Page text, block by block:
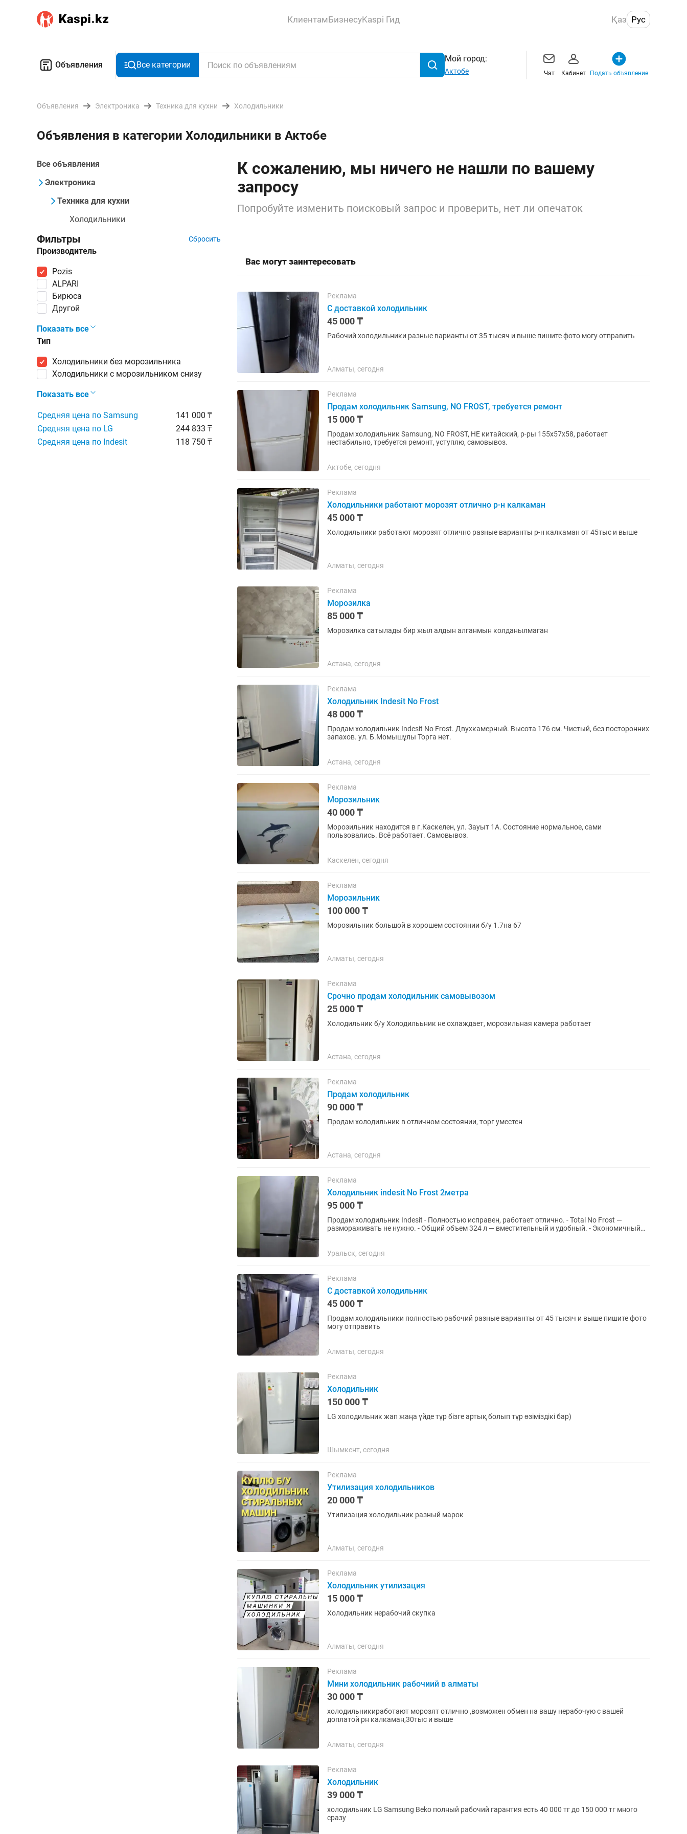
КлиентамБизнесуKaspi Гид Қаз Рус
Объявления Все категории
Мой город:
Актобе Чат Кабинет Подать объявление
Объявления Электроника Техника для кухни Холодильники
Объявления в категории Холодильники в Актобе
Все объявления
Электроника
Техника для кухни
Холодильники
Фильтры Сбросить
Производитель
Pozis
ALPARI
Бирюса
Другой
Показать все
Тип
холодильники без морозильника
холодильники с морозильником снизу
Показать все
Средняя цена по Samsung
141 000 ₸
Средняя цена по LG
244 833 ₸
Средняя цена по Indesit
118 750 ₸
К сожалению, мы ничего не нашли по вашему
запросу
Попробуйте изменить поисковый запрос и проверить, нет ли опечаток
Вас могут заинтересовать
Реклама
С доставкой холодильник
45 000 ₸
Рабочий холодильники разные варианты от 35 тысяч и выше пишите фото могу отправить
Алматы, сегодня
Реклама
Продам холодильник Samsung, NO FROST, требуется ремонт
15 000 ₸
Продам холодильник Samsung, NO FROST, НЕ китайский, р-ры 155х57х58, работает
нестабильно, требуется ремонт, уступлю, самовывоз.
Актобе, сегодня
Реклама
Холодильники работают морозят отлично р-н калкаман
45 000 ₸
Холодильники работают морозят отлично разные варианты р-н калкаман от 45тыс и выше
Алматы, сегодня
Реклама
Морозилка
85 000 ₸
Морозилка сатылады бир жыл алдын алганмын колданылмаган
Астана, сегодня
Реклама
Холодильник Indesit No Frost
48 000 ₸
Продам холодильник Indesit No Frost. Двухкамерный. Высота 176 см. Чистый, без посторонних
запахов. ул. Б.Момышұлы Торга нет.
Астана, сегодня
Реклама
Морозильник
40 000 ₸
Морозильник находится в г.Каскелен, ул. Зауыт 1А. Состояние нормальное, сами
пользовались. Всё работает. Самовывоз.
Каскелен, сегодня
Реклама
Морозильник
100 000 ₸
Морозильник большой в хорошем состоянии б/у 1.7на 67
Алматы, сегодня
Реклама
Срочно продам холодильник самовывозом
25 000 ₸
Холодильник б/у Холодилььник не охлаждает, морозильная камера работает
Астана, сегодня
Реклама
Продам холодильник
90 000 ₸
Продам холодильник в отличном состоянии, торг уместен
Астана, сегодня
Реклама
Холодильник indesit No Frost 2метра
95 000 ₸
Продам холодильник Indesit - Полностью исправен, работает отлично. - Total No Frost —
размораживать не нужно. - Общий объем 324 л — вместительный и удобный. - Экономичный
Уральск, сегодня
Реклама
С доставкой холодильник
45 000 ₸
Продам холодильники полностью рабочий разные варианты от 45 тысяч и выше пишите фото
могу отправить
Алматы, сегодня
Реклама
Холодильник
150 000 ₸
LG холодильник жап жаңа үйде тұр бізге артық болып тұр өзіміздікі бар)
Шымкент, сегодня
Реклама
Утилизация холодильников
20 000 ₸
Утилизация холодильник разный марок
Алматы, сегодня
Реклама
Холодильник утилизация
15 000 ₸
Холодильник нерабочий скупка
Алматы, сегодня
Реклама
Мини холодильник рабочиий в алматы
30 000 ₸
холодильникиработают морозят отлично ,возможен обмен на вашу нерабочую с вашей
доплатой рн калкаман,30тыс и выше
Алматы, сегодня
Реклама
Холодильник
39 000 ₸
холодильник LG Samsung Beko полный рабочий гарантия есть 40 000 тг до 150 000 тг много
сразу